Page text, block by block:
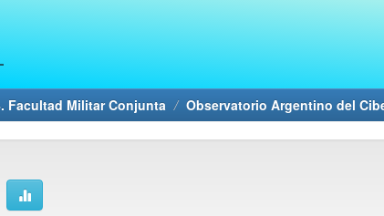
Facultad Militar Conjunta Observatorio Argentino del